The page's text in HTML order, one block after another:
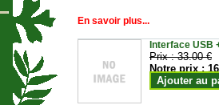
En savoir plus...
Interface USB
Prix :33.00 €
Notre prix :
Ajouter au